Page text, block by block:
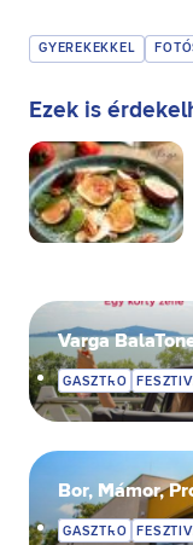
GYEREKEKKEL
Ezek is
Varga
GASZTRO
Bor, Mámor,
GASZTRO